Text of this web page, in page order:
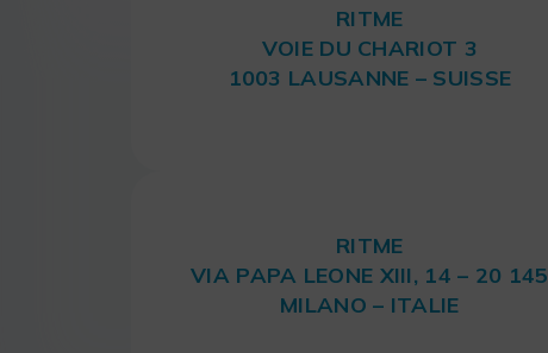
RITME
VOIE DU CHARIOT 3
1003 LAUSANNE – SUISSE
RITME
VIA PAPA LEONE XIII, 14 – 20 145
MILANO – ITALIE